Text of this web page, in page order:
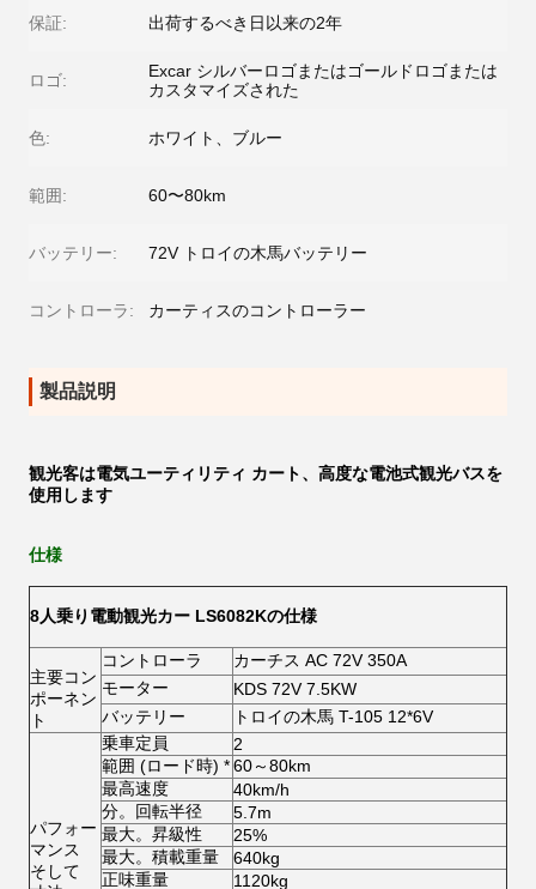
保証: 出荷するべき日以来の2年
ロゴ:
Excar シルバーロゴまたはゴールドロゴまたは
カスタマイズされた
色: ホワイト、ブルー
範囲: 60〜80km
バッテリー: 72V トロイの木馬バッテリー
コントローラ: カーティスのコントローラー
製品説明
観光客は電気ユーティリティ カート、高度な電池式観光バスを
使用します
仕様
8人乗り電動観光カー LS6082Kの仕様
主要コン
ポーネン
ト
コントローラ
カーチス AC 72V 350A
モーター
KDS 72V 7.5KW
バッテリー
トロイの木馬 T-105 12*6V
パフォー
マンス
そして
乗車定員
2
範囲 (ロード時) *60～80km
最高速度
40km/h
分。回転半径
5.7m
最大。昇級性
25%
最大。積載重量
640kg
正味重量
1120kg